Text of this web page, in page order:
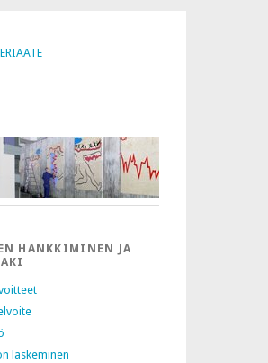
HANKKIMINEN JA
laskeminen